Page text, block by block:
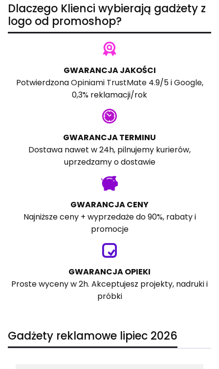
Dlaczego Klienci wybierają gadżety z
logo od promoshop?
GWARANCJA JAKOŚCI
PotwierdzonaOpiniami TrustMate4.9/5 iGoogle,
0,3% reklamacji/rok
GWARANCJA TERMINU
Dostawa nawet w 24h, pilnujemy kurierów,
uprzedzamy o dostawie
GWARANCJA CENY
Najniższe ceny + wyprzedaże do 90%, rabaty i
promocje
GWARANCJA OPIEKI
Proste wyceny w 2h. Akceptujesz projekty, nadruki i
próbki
Gadżety reklamowe lipiec 2026